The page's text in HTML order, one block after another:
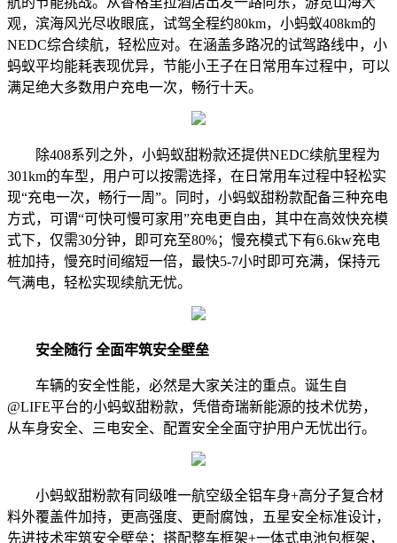
观，滨海风光尽收眼底，试驾全程约80km，小蚂蚁408km的
NEDC综合续航，轻松应对。在涵盖多路况的试驾路线中，小
蚂蚁平均能耗表现优异，节能小王子在日常用车过程中，可以
满足绝大多数用户充电一次，畅行十天。
除408系列之外，小蚂蚁甜粉款还提供NEDC续航里程为
301km的车型，用户可以按需选择，在日常用车过程中轻松实
现“充电一次，畅行一周”。同时，小蚂蚁甜粉款配备三种充电
方式，可谓“可快可慢可家用”充电更自由，其中在高效快充模
式下，仅需30分钟，即可充至80%；慢充模式下有6.6kw充电
桩加持，慢充时间缩短一倍，最快5-7小时即可充满，保持元
气满电，轻松实现续航无忧。
安全随行 全面牢筑安全壁垒
车辆的安全性能，必然是大家关注的重点。诞生自
@LIFE平台的小蚂蚁甜粉款，凭借奇瑞新能源的技术优势，
从车身安全、三电安全、配置安全全面守护用户无忧出行。
小蚂蚁甜粉款有同级唯一航空级全铝车身+高分子复合材
料外覆盖件加持，更高强度、更耐腐蚀，五星安全标准设计，
先进技术牢筑安全壁垒；搭配整车框架+一体式电池包框架，